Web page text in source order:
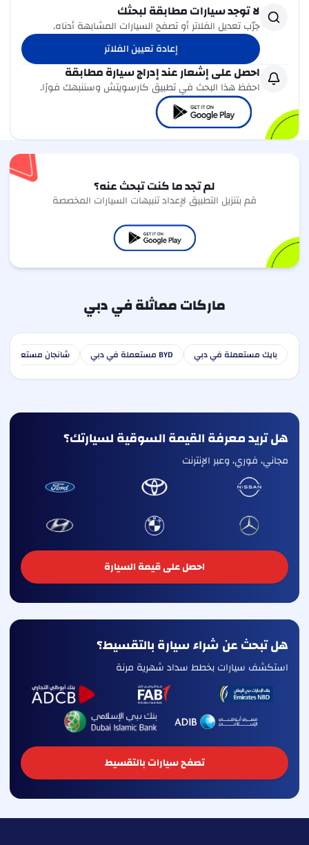
لا توجد سيارات مطابقة لبحثك
جرّب تعديل الفلاتر أو تصفح السيارات المشابهة أدناه.
إعادة تعيين الفلاتر
احصل على إشعار عند إدراج سيارة مطابقة
احفظ هذا البحث في تطبيق كارسويتش وسننبهك فورًا.
لم تجد ما كنت تبحث عنه؟
قم بتنزيل التطبيق لإعداد تنبيهات السيارات المخصصة
ماركات مماثلة في دبي
بايك مستعملة في دبي BYD مستعملة في دبي شانجان مستعملة
هل تريد معرفة القيمة السوقية لسيارتك؟
مجاني، فوري، وعبر الإنترنت
احصل على قيمة السيارة
هل تبحث عن شراء سيارة بالتقسيط؟
استكشف سيارات بخطط سداد شهرية مرنة
تصفح سيارات بالتقسيط